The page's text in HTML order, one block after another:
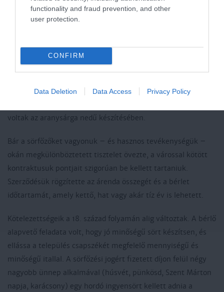
functionality and fraud prevention, and other
user protection.
CONFIRM
Data Deletion Data Access Privacy Policy
támogatták a zsidó családok betelepedését,
kikeresztelkedését. Kunszentmártonban is találhatunk erre
nyilván az a magyarázata, hogy a nyugati, „német”
kultúrkörből származó zsidóság elsősorban a magyarországi
időkben segíthette, lehetővé tehette beilleszkedését. Az is
voltak az aranysárga nedű készítésében.
Bár a sörfőzőket vagyonuk – és hasznos tevékenységük –
okán megkülönböztetett tisztelet övezte, a várossal kötött
kontraktusuk pontjait szigorúan be kellett tartaniuk.
Szerződésük rögzítette az árenda összegét és a bérlet
időtartamát, amely kettő, hat vagy akár tíz év is lehetett.
Kötelezettségeik a 18. század folyamán alig változtak. A bérlő
alapvető feladata volt, hogy jó minőségű sört készítsen, és
ellássa a település csapszékét megfelelő mennyiségű és
minőségű itallal. A sörfőzési jogért fizetett díjon felül négy
nagyobb ünnep alkalmával (húsvét, pünkösd, Szent Márton
napja, karácsony) egy hordó ingyensört kellett adnia a